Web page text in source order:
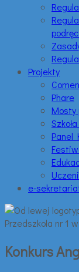
Projekty
Phare
Mosty
Panel
e-
Konkurs